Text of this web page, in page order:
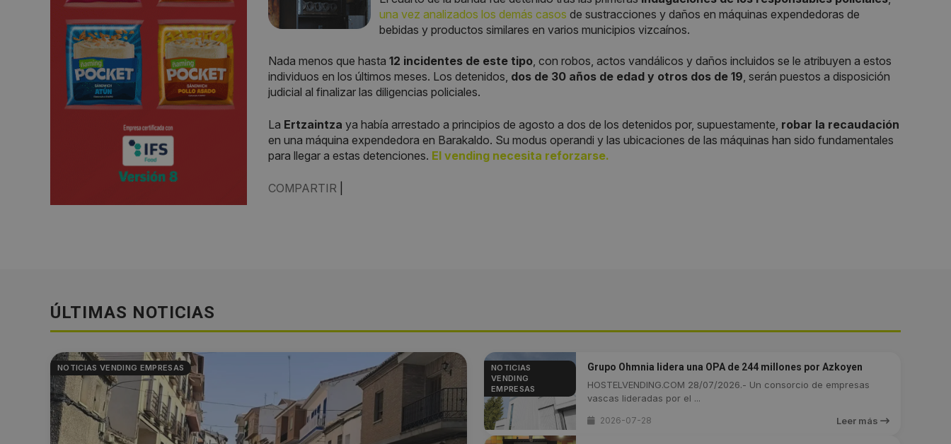
una vez analizados los demás casos de sustracciones y daños en máquinas expendedoras de
bebidas y productos similares en varios municipios vizcaínos.
Nada menos que hasta 12 incidentes de este tipo , con robos, actos vandálicos y daños incluidos se le atribuyen a estos
individuos en los últimos meses. Los detenidos, dos de 30 años de edad y otros dos de 19 , serán puestos a disposición
judicial al finalizar las diligencias policiales.
La Ertzaintza ya había arrestado a principios de agosto a dos de los detenidos por, supuestamente, robar la recaudación
en una máquina expendedora en Barakaldo. Su modus operandi y las ubicaciones de las máquinas han sido fundamentales
para llegar a estas detenciones. El vending necesita reforzarse.
COMPARTIR
ÚLTIMAS NOTICIAS
NOTICIAS VENDING EMPRESAS
NOTICIAS
VENDING
EMPRESAS
Grupo Ohmnia lidera una OPA de 244 millones por Azkoyen
HOSTELVENDING.COM 28/07/2026.- Un consorcio de empresas
vascas lideradas por el ...
2026-07-28 Leer más